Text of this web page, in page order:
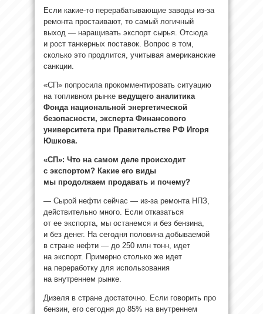
Если какие-то перерабатывающие заводы из-за
ремонта простаивают, то самый логичный
выход — наращивать экспорт сырья. Отсюда
и рост танкерных поставок. Вопрос в том,
сколько это продлится, учитывая американские
санкции.
«СП» попросила прокомментировать ситуацию
на топливном рынке ведущего аналитика
Фонда национальной энергетической
безопасности, эксперта Финансового
университета при Правительстве РФ Игоря
Юшкова.
«СП»: Что на самом деле происходит
с экспортом? Какие его виды
мы продолжаем продавать и почему?
— Сырой нефти сейчас — из-за ремонта НПЗ,
действительно много. Если отказаться
от ее экспорта, мы останемся и без бензина,
и без денег. На сегодня половина добываемой
в стране нефти — до 250 млн тонн, идет
на экспорт. Примерно столько же идет
на переработку для использования
на внутреннем рынке.
Дизеля в стране достаточно. Если говорить про
бензин, его сегодня до 85% на внутреннем